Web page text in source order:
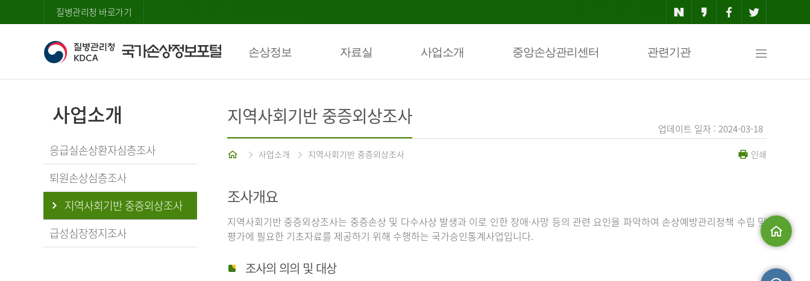
질병관리청 바로가기
손상정보 자료실 사업소개 중앙손상관리센터 관련기관
맵
사업소개
응급실손상환자심층조사
퇴원손상심층조사
지역사회기반 중증외상조사
급성심장정지조사
업데이트 일자 : 2024-03-18
지역사회기반 중증외상조사
홈 사업소개 지역사회기반 중증외상조사 인쇄
조사개요
지역사회기반 중증외상조사는 중증손상 및 다수사상 발생과 이로 인한 장애·사망 등의 관련 요인을 파악하여 손상예방관리정책 수립 및
평가에 필요한 기초자료를 제공하기 위해 수행하는 국가승인통계사업입니다.
조사의 의의 및 대상